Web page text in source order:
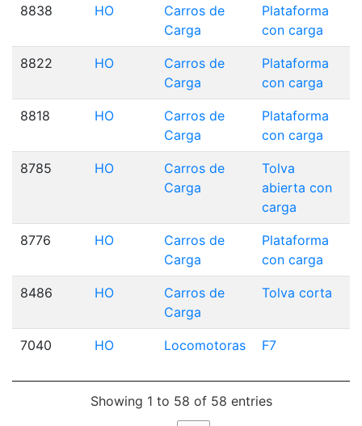
8838 HO
Carros de
Carga
Plataforma
con carga
8822 HO
Carros de
Carga
Plataforma
con carga
8818 HO
Carros de
Carga
Plataforma
con carga
8785 HO
Carros de
Carga
Tolva
abierta con
carga
8776 HO
Carros de
Carga
Plataforma
con carga
8486 HO
Carros de
Carga
Tolva corta
7040 HO Locomotoras F7
Showing 1 to 58 of 58 entries